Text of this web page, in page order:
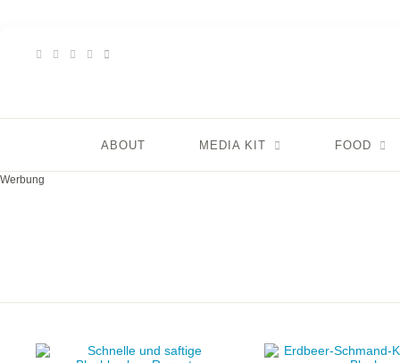
ABOUT MEDIA KIT FOOD
Werbung